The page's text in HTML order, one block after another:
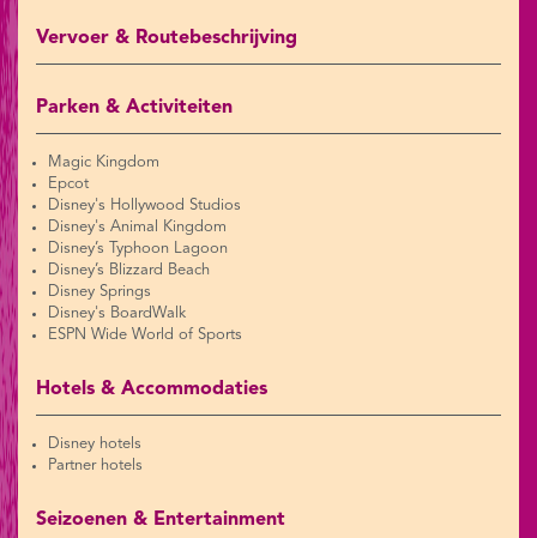
Vervoer & Routebeschrijving
Parken & Activiteiten
Magic Kingdom
Epcot
Disney's Hollywood Studios
Disney's Animal Kingdom
Disney’s Typhoon Lagoon
Disney’s Blizzard Beach
Disney Springs
Disney's BoardWalk
ESPN Wide World of Sports
Hotels & Accommodaties
Disney hotels
Partner hotels
Seizoenen & Entertainment